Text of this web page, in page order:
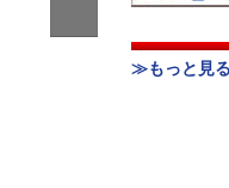
≫もっと見る